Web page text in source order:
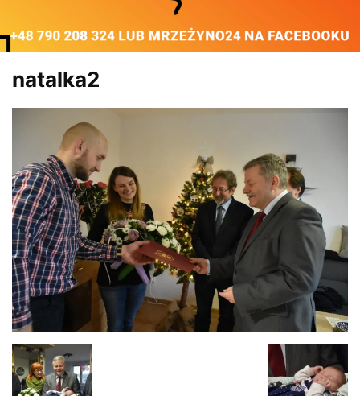
natalka2